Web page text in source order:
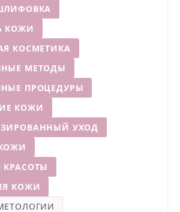
КОЖИ
КОСМЕТИКА
МЕТОДЫ
ПРОЦЕДУРЫ
КОЖИ
УХОД
КОЖИ